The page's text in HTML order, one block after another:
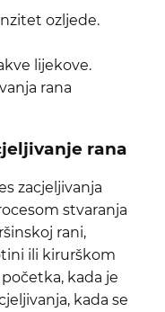
ozljede.
lijekove.
rana
rana
zacjeljivanja
stvaranja
rani,
ili kirurškom
kada je
kada se